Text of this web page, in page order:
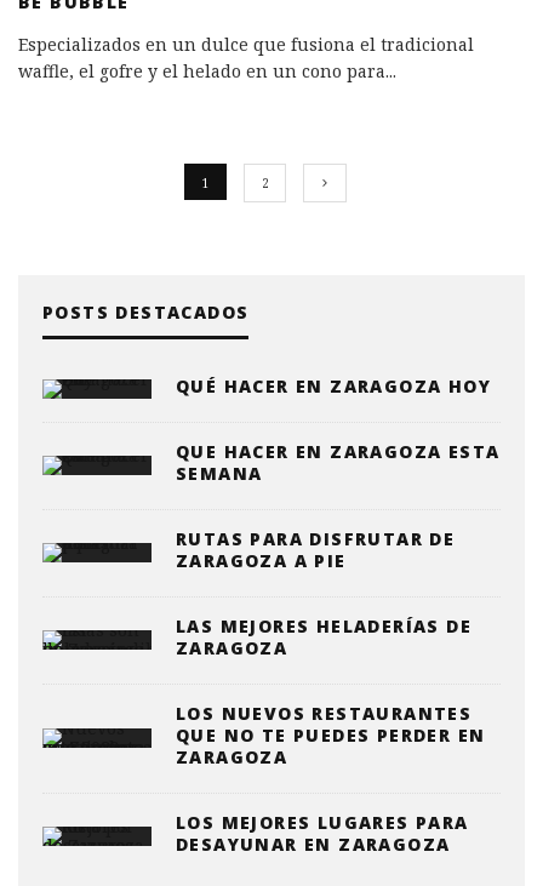
Especializados en un dulce que fusiona el tradicional
waffle, el gofre y el helado en un cono para...
1 2
POSTS DESTACADOS
QUÉ HACER EN ZARAGOZA HOY
QUE HACER EN ZARAGOZA ESTA
SEMANA
RUTAS PARA DISFRUTAR DE
ZARAGOZA A PIE
LAS MEJORES HELADERÍAS DE
ZARAGOZA
LOS NUEVOS RESTAURANTES
QUE NO TE PUEDES PERDER EN
ZARAGOZA
LOS MEJORES LUGARES PARA
DESAYUNAR EN ZARAGOZA